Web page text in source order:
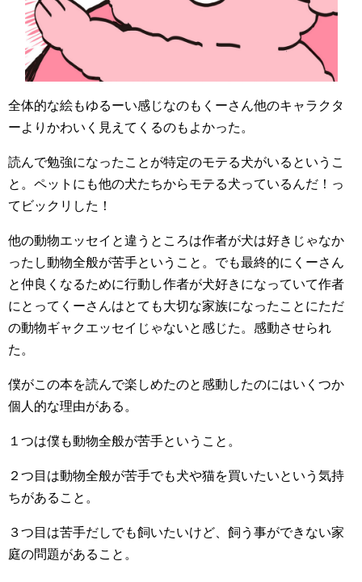
全体的な絵もゆるーい感じなのもくーさん他のキャラクタ
ーよりかわいく見えてくるのもよかった。
読んで勉強になったことが特定のモテる犬がいるというこ
と。ペットにも他の犬たちからモテる犬っているんだ！っ
てビックリした！
他の動物エッセイと違うところは作者が犬は好きじゃなか
ったし動物全般が苦手ということ。でも最終的にくーさん
と仲良くなるために行動し作者が犬好きになっていて作者
にとってくーさんはとても大切な家族になったことにただ
の動物ギャクエッセイじゃないと感じた。感動させられ
た。
僕がこの本を読んで楽しめたのと感動したのにはいくつか
個人的な理由がある。
１つは僕も動物全般が苦手ということ。
２つ目は動物全般が苦手でも犬や猫を買いたいという気持
ちがあること。
３つ目は苦手だしでも飼いたいけど、飼う事ができない家
庭の問題があること。